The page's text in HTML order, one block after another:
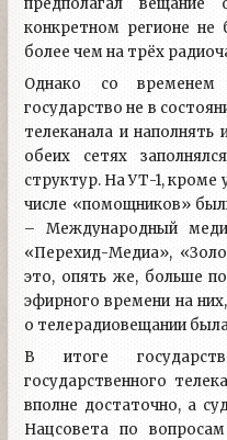
предполагал вещание
конкретном регионе
более чем на трёх
Однако со временем
государство не в
телеканала и
обеих сетях
структур. На УТ-1, кроме
числе «помощников»
– Международный
«Перехид-Медиа»,
это, опять же, больше
эфирного времени на
о телерадиовещании
В итоге
государственного
вполне достаточно, а
Нацсовета по